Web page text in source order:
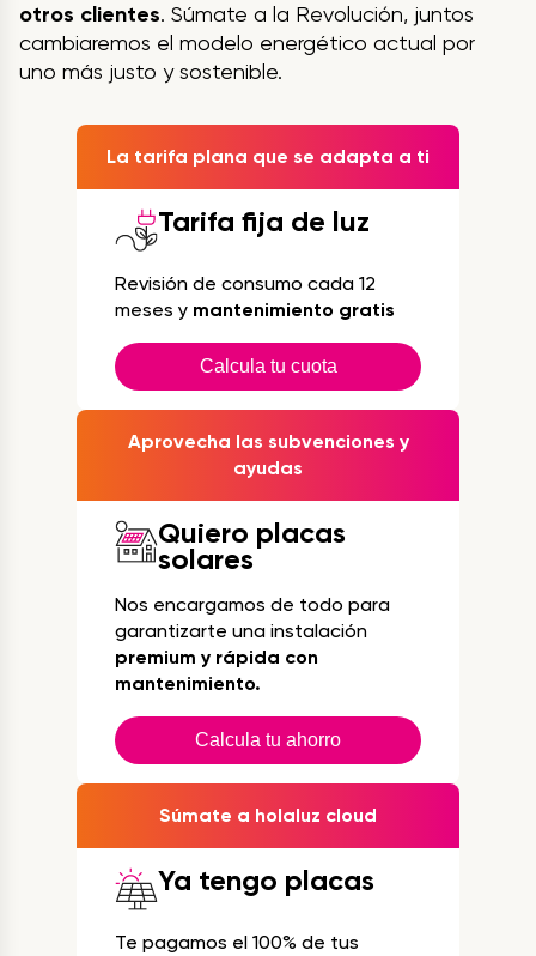
otros clientes. Súmate a la Revolución, juntos
cambiaremos el modelo energético actual por
uno más justo y sostenible.
La tarifa plana que se adapta a ti
Tarifa fija de luz
Revisión de consumo cada 12
meses y mantenimiento gratis
Calcula tu cuota
Aprovecha las subvenciones y
ayudas
Quiero placas
solares
Nos encargamos de todo para
garantizarte una instalación
premium y rápida con
mantenimiento.
Calcula tu ahorro
Súmate a holaluz cloud
Ya tengo placas
Te pagamos el 100% de tus